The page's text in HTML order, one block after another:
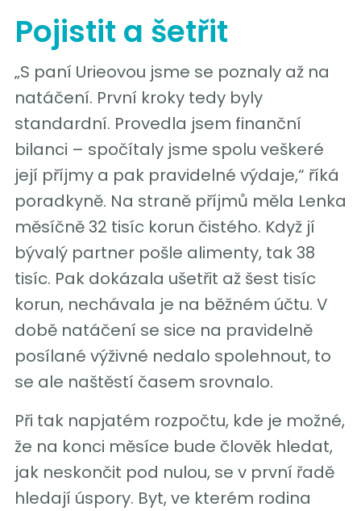
Pojistit a šetřit
„S paní Urieovou jsme se poznaly až na
natáčení. První kroky tedy byly
standardní. Provedla jsem finanční
bilanci – spočítaly jsme spolu veškeré
její příjmy a pak pravidelné výdaje,“ říká
poradkyně. Na straně příjmů měla Lenka
měsíčně 32 tisíc korun čistého. Když jí
bývalý partner pošle alimenty, tak 38
tisíc. Pak dokázala ušetřit až šest tisíc
korun, nechávala je na běžném účtu. V
době natáčení se sice na pravidelně
posílané výživné nedalo spolehnout, to
se ale naštěstí časem srovnalo.
Při tak napjatém rozpočtu, kde je možné,
že na konci měsíce bude člověk hledat,
jak neskončit pod nulou, se v první řadě
hledají úspory. Byt, ve kterém rodina